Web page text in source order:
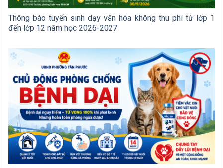
Thông báo tuyển sinh dạy văn hóa không thu phí từ lớp 1
đến lớp 12 năm học 2026-2027